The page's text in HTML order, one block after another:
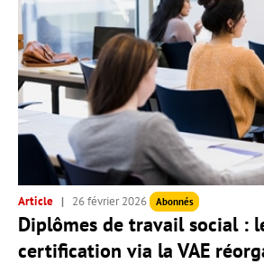
Article 26 février 2026 Abonnés
Diplômes de travail social :
certification via la VAE